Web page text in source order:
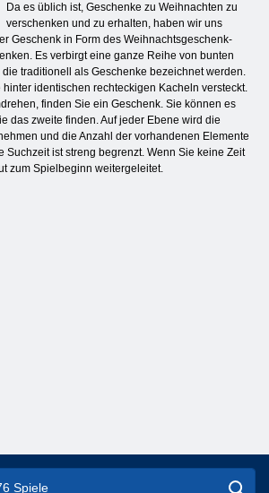
Da es üblich ist, Geschenke zu Weihnachten zu
verschenken und zu erhalten, haben wir uns
Geschenk in Form des Weihnachtsgeschenk-
Es verbirgt eine ganze Reihe von bunten
traditionell als Geschenke bezeichnet werden.
identischen rechteckigen Kacheln versteckt.
finden Sie ein Geschenk. Sie können es
das zweite finden. Auf jeder Ebene wird die
und die Anzahl der vorhandenen Elemente
Suchzeit ist streng begrenzt. Wenn Sie keine Zeit
zum Spielbeginn weitergeleitet.